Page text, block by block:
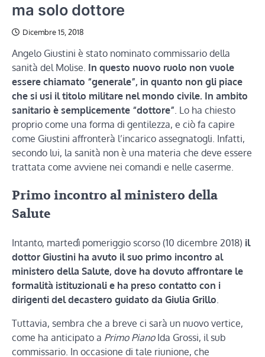
ma solo dottore
Dicembre 15, 2018
Angelo Giustini è stato nominato commissario della
sanità del Molise. In questo nuovo ruolo non vuole
essere chiamato “generale”, in quanto non gli piace
che si usi il titolo militare nel mondo civile. In ambito
sanitario è semplicemente “dottore”. Lo ha chiesto
proprio come una forma di gentilezza, e ciò fa capire
come Giustini affronterà l’incarico assegnatogli. Infatti,
secondo lui, la sanità non è una materia che deve essere
trattata come avviene nei comandi e nelle caserme.
Primo incontro al ministero della
Salute
Intanto, martedì pomeriggio scorso (10 dicembre 2018) il
dottor Giustini ha avuto il suo primo incontro al
ministero della Salute, dove ha dovuto affrontare le
formalità istituzionali e ha preso contatto con i
dirigenti del decastero guidato da Giulia Grillo
Tuttavia, sembra che a breve ci sarà un nuovo vertice,
come ha anticipato a Primo Piano Ida Grossi, il sub
commissario. In occasione di tale riunione, che